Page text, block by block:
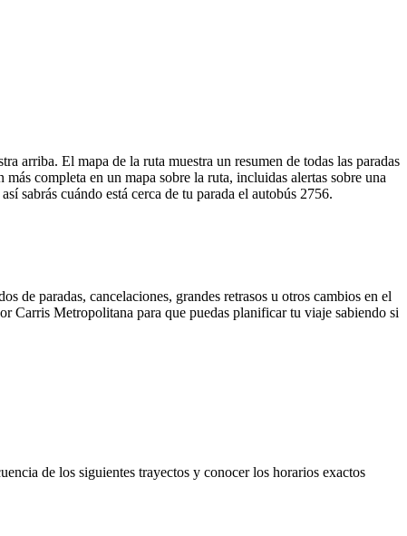
arriba. El mapa de la ruta muestra un resumen de todas las paradas
completa en un mapa sobre la ruta, incluidas alertas sobre una
sabrás cuándo está cerca de tu parada el autobús 2756.
de paradas, cancelaciones, grandes retrasos u otros cambios en el
Carris Metropolitana para que puedas planificar tu viaje sabiendo si
de los siguientes trayectos y conocer los horarios exactos